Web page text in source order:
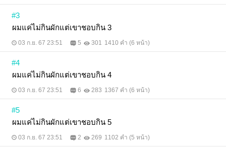
#3
ผมแค่ไม่กินผักแต่เขาชอบกิน 3
03 ก.ย. 67 23:51 5 301 1410 คำ (6 หน้า)
#4
ผมแค่ไม่กินผักแต่เขาชอบกิน 4
03 ก.ย. 67 23:51 6 283 1367 คำ (6 หน้า)
#5
ผมแค่ไม่กินผักแต่เขาชอบกิน 5
03 ก.ย. 67 23:51 2 269 1102 คำ (5 หน้า)